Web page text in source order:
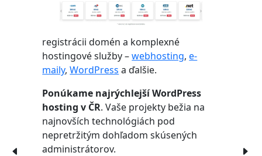
registrácii domén a komplexné
hostingové služby –webhosting,e-
maily,WordPress a ďalšie.
Ponúkame najrýchlejší WordPress
hosting v ČR. Vaše projekty bežia na
najnovších technológiách pod
nepretržitým dohľadom skúsených
administrátorov.